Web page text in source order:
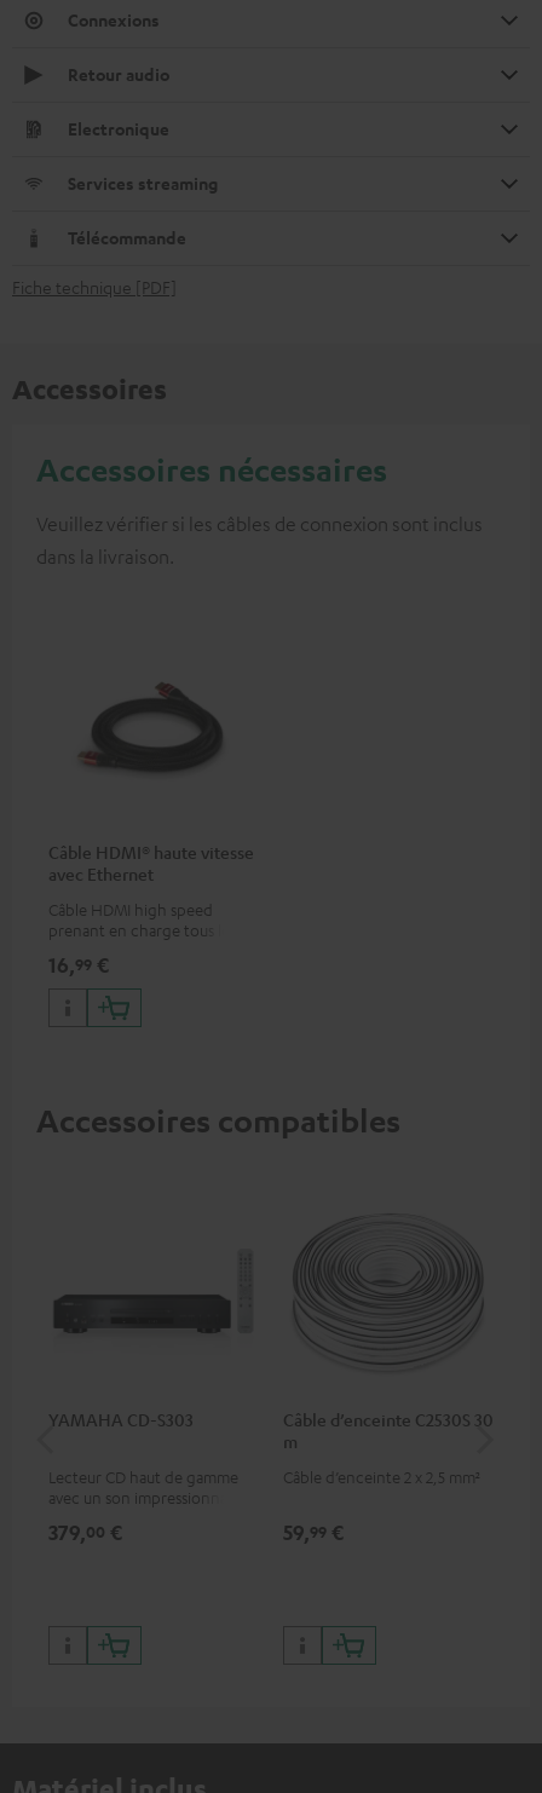
Connexions
Retour audio
Electronique
Services streaming
Télécommande
Fiche technique [PDF]
Accessoires
Accessoires nécessaires
Veuillez vérifier si les câbles de connexion sont inclus
dans la livraison.
Câble HDMI® haute vitesse
avec Ethernet
Câble HDMI high speed
prenant en charge tous les
50/60p et 4K 3D
16,99 €
Accessoires compatibles
YAMAHA CD-S303
Lecteur CD haut de gamme
avec un son impressionnant
379,00 €
Câble d’enceinte C2530S 30
m
Câble d’enceinte 2 x 2,5 mm²
59,99 €